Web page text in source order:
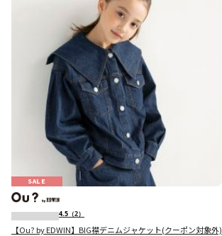
SALE
4.5 （2）
【Ou? by EDWIN】BIG襟デニムジャケット(クーポン対象外)